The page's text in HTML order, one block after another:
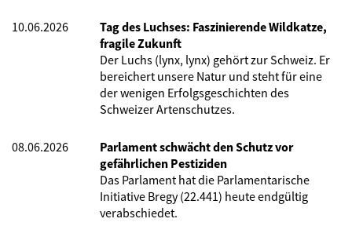
10.06.2026
Tag des Luchses: Faszinierende Wildkatze,
fragile Zukunft
Der Luchs (lynx, lynx) gehört zur Schweiz. Er
bereichert unsere Natur und steht für eine
der wenigen Erfolgsgeschichten des
Schweizer Artenschutzes.
08.06.2026
Parlament schwächt den Schutz vor
gefährlichen Pestiziden
Das Parlament hat die Parlamentarische
Initiative Bregy (22.441) heute endgültig
verabschiedet.